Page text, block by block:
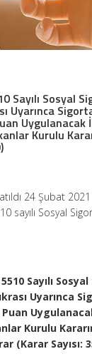
Sayılı Sosyal
Uygulanacak
Kurulu
24 Şubat
sayılı Sosyal
Sayılı
Uyarınca
Kurulu
(Karar Sayısı: